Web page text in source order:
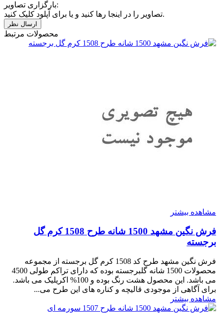
بارگزاری تصاویر:
تصاویر را در اینجا رها کنید و یا برای آپلود کلیک کنید.
محصولات مرتبط
مشاهده بیشتر
فرش نگین مشهد 1500 شانه طرح 1508 کرم گل
برجسته
فرش نگین مشهد طرح کد 1508 کرم گل برجسته از مجموعه
محصولات 1500 شانه گلبرجسته بوده که دارای تراکم طولی 4500
می باشد. این محصول هشت رنگ بوده و 100% اکریلیک می باشد.
برای آگاهی از موجودی قالیچه و کناره های این طرح می...
مشاهده بیشتر